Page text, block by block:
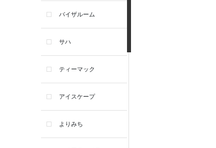
バイザルーム
サハ
ティーマック
アイスケープ
よりみち